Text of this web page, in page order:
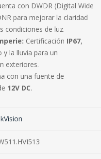
con DWDR (Digital Wide
para mejorar la claridad
condiciones de luz.
Certificación IP67,
y la lluvia para un
exteriores.
con una fuente de
12V DC.